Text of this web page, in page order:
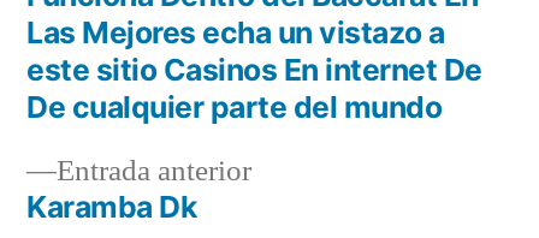
Entrada anterior
Karamba Dk
Las Mejores echa un vistazo a
este sitio Casinos En internet De
De cualquier parte del mundo